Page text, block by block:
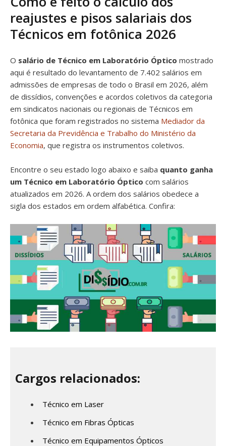
reajustes e pisos salariais dos
Técnicos em fotônica 2026
O salário de Técnico em Laboratório Óptico mostrado
aqui é resultado do levantamento de 7.402 salários em
admissões de empresas de todo o Brasil em 2026, além
de dissídios, convenções e acordos coletivos da categoria
em sindicatos nacionais ou regionais de Técnicos em
fotônica que foram registrados no sistema Mediador da
Secretaria da Previdência e Trabalho do Ministério da
Economia, que registra os instrumentos coletivos.
Encontre o seu estado logo abaixo e saiba quanto ganha
um Técnico em Laboratório Óptico com salários
atualizados em 2026. A ordem dos salários obedece a
sigla dos estados em ordem alfabética. Confira:
Cargos relacionados:
Técnico em Laser
Técnico em Fibras Ópticas
Técnico em Equipamentos Ópticos